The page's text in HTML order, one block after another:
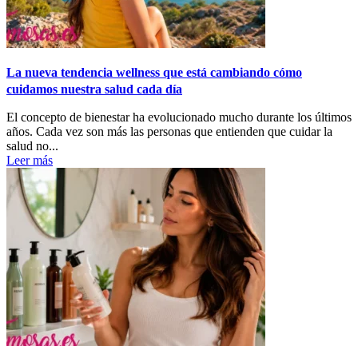
La nueva tendencia wellness que está cambiando cómo
cuidamos nuestra salud cada día
El concepto de bienestar ha evolucionado mucho durante los últimos
años. Cada vez son más las personas que entienden que cuidar la
salud no...
Leer más